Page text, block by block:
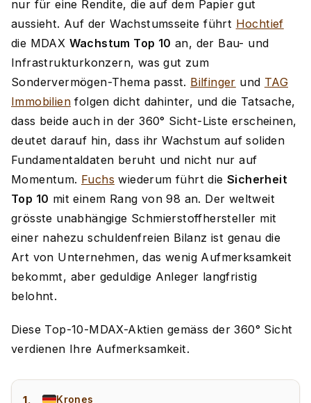
nur für eine Rendite, die auf dem Papier gut
aussieht. Auf der Wachstumsseite führt Hochtief
die MDAX Wachstum Top 10 an, der Bau- und
Infrastrukturkonzern, was gut zum
Sondervermögen-Thema passt. Bilfinger und TAG
Immobilien folgen dicht dahinter, und die Tatsache,
dass beide auch in der 360° Sicht-Liste erscheinen,
deutet darauf hin, dass ihr Wachstum auf soliden
Fundamentaldaten beruht und nicht nur auf
Momentum. Fuchs wiederum führt dieSicherheit
Top 10 mit einem Rang von 98 an. Der weltweit
grösste unabhängige Schmierstoffhersteller mit
einer nahezu schuldenfreien Bilanz ist genau die
Art von Unternehmen, das wenig Aufmerksamkeit
bekommt, aber geduldige Anleger langfristig
belohnt.
Diese Top-10-MDAX-Aktien gemäss der 360° Sicht
verdienen Ihre Aufmerksamkeit.
Krones